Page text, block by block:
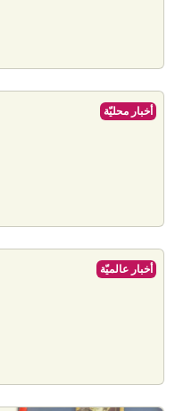
أخبار محليّة
أخبار عالميّة